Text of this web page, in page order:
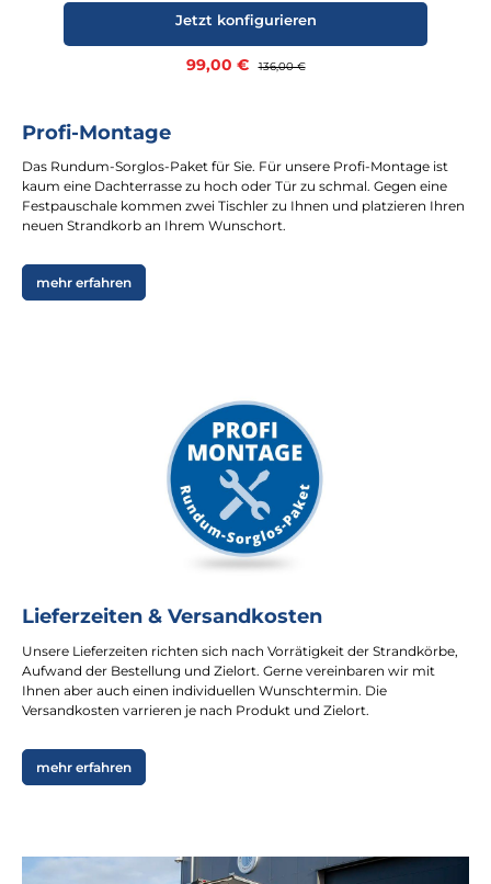
Verkaufspreis:
99,00 € Regulärer Preis:
136,00 €
Jetzt konfigurieren
Profi-Montage
Das Rundum-Sorglos-Paket für Sie. Für unsere Profi-Montage ist
kaum eine Dachterrasse zu hoch oder Tür zu schmal. Gegen eine
Festpauschale kommen zwei Tischler zu Ihnen und platzieren Ihren
neuen Strandkorb an Ihrem Wunschort.
mehr erfahren
Lieferzeiten & Versandkosten
Unsere Lieferzeiten richten sich nach Vorrätigkeit der Strandkörbe,
Aufwand der Bestellung und Zielort. Gerne vereinbaren wir mit
Ihnen aber auch einen individuellen Wunschtermin. Die
Versandkosten varrieren je nach Produkt und Zielort.
mehr erfahren